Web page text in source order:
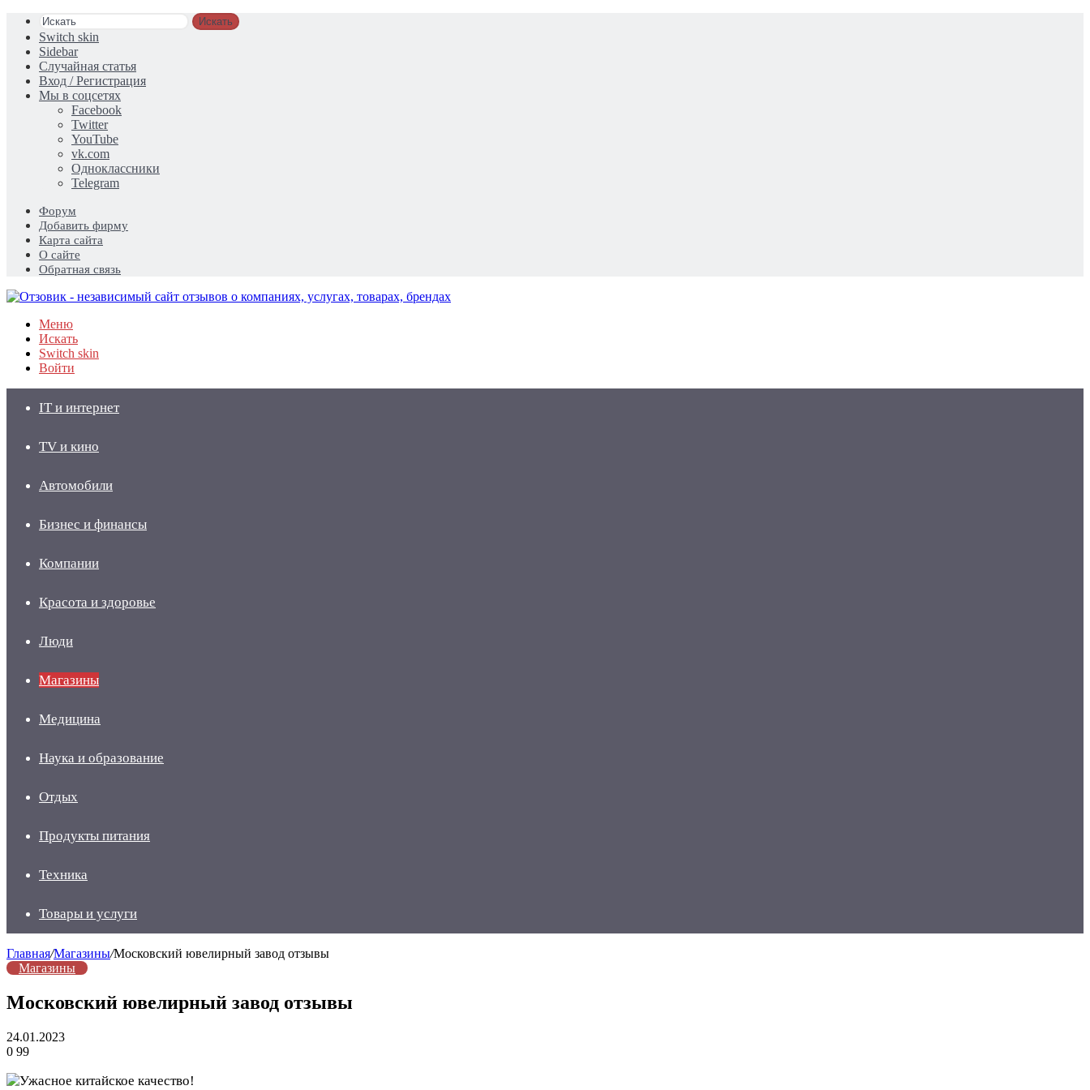
Искать
Switch skin
Sidebar
Случайная статья
Вход / Регистрация
Мы в соцсетях
Facebook
Twitter
YouTube
vk.com
Одноклассники
Telegram
Форум
Добавить фирму
Карта сайта
О сайте
Обратная связь
Меню
Искать
Switch skin
Войти
IT и интернет
TV и кино
Автомобили
Бизнес и финансы
Компании
Красота и здоровье
Люди
Магазины
Медицина
Наука и образование
Отдых
Продукты питания
Техника
Товары и услуги
Главная/Магазины/Московский ювелирный завод отзывы
Магазины
Московский ювелирный завод отзывы
24.01.2023
0 99